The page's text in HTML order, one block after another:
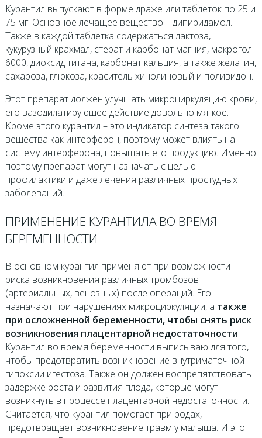
Курантил выпускают в форме драже или таблеток по 25 и
75 мг. Основное лечащее вещество – дипиридамол.
Также в каждой таблетка содержаться лактоза,
кукурузный крахмал, стерат и карбонат магния, макрогол
6000, диоксид титана, карбонат кальция, а также желатин,
сахароза, глюкоза, краситель хинолиновый и поливидон.
Этот препарат должен улучшать микроциркуляцию крови,
его вазодилатирующее действие довольно мягкое.
Кроме этого курантил – это индикатор синтеза такого
вещества как интерферон, поэтому может влиять на
систему интерферона, повышать его продукцию. Именно
поэтому препарат могут назначать с целью
профилактики и даже лечения различных простудных
заболеваний.
ПРИМЕНЕНИЕ КУРАНТИЛА ВО ВРЕМЯ
БЕРЕМЕННОСТИ
В основном курантил применяют при возможности
риска возникновения различных тромбозов
(артериальных, венозных) после операций. Его
назначают при нарушениях микроциркуляции, а также
при осложненной беременности, чтобы снять риск
возникновения плацентарной недостаточности.
Курантил во время беременности выписываю для того,
чтобы предотвратить возникновение внутриматочной
гипоксии игестоза. Также он должен воспрепятствовать
задержке роста и развития плода, которые могут
возникнуть в процессе плацентарной недостаточности.
Считается, что курантил помогает при родах,
предотвращает возникновение травм у малыша. И это